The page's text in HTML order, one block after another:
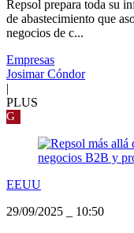
Repsol prepara toda su
de abastecimiento que
negocios de c...
Empresas
Josimar Cóndor
|
PLUS
G
EEUU
29/09/2025
10:50